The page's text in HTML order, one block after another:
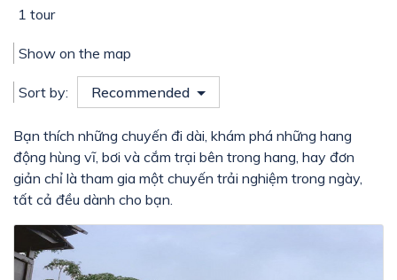
1 tour
Show on the map
Sort by: Recommended
Bạn thích những chuyến đi dài, khám phá những hang
động hùng vĩ, bơi và cắm trại bên trong hang, hay đơn
giản chỉ là tham gia một chuyến trải nghiệm trong ngày,
tất cả đều dành cho bạn.